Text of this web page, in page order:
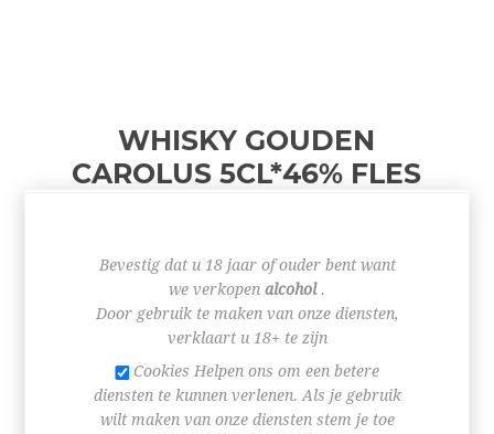
WHISKY GOUDEN
CAROLUS 5CL*46% FLES
€ 5,35
+
-
Bevestig dat u 18 jaar of ouder bent want
we verkopen alcohol.
Door gebruik te maken van onze diensten,
verklaart u 18+ te zijn
Cookies Helpen ons om een betere
diensten te kunnen verlenen. Als je gebruik
wilt maken van onze diensten stem je toe